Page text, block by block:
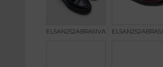
ELSAN252ABRASIVATOBLU823